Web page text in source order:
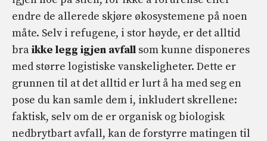
endre de allerede skjøre økosystemene på noen
måte. Selv i refugene, i stor høyde, er det alltid
braikke legg igjen avfall som kunne disponeres
med større logistiske vanskeligheter. Dette er
grunnen til at det alltid er lurt å ha med seg en
pose du kan samle dem i, inkludert skrellene:
faktisk, selv om de er organisk og biologisk
nedbrytbart avfall, kan de forstyrre matingen til